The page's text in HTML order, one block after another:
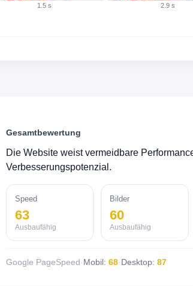
1.5 s 2.9 s
Gesamtbewertung
Die Website weist vermeidbare
Verbesserungspotenzial.
Speed
63
Ausbaufähig
Bilder
60
Ausbaufähig
Google PageSpeed·Mobil: 68·Desktop: 87